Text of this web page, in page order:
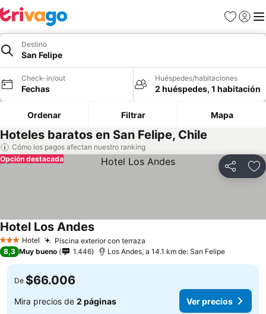
Favoritos
Iniciar
Destino
San Felipe
Check-in/out
Fechas
Huéspedes/habitaciones
2 huéspedes, 1 habitación
Ordenar Filtrar Mapa
Hoteles baratos en San Felipe, Chile
Cómo los pagos afectan nuestro ranking
Compartir
Opción destacada
3 Estrellas
Hotel Piscina exterior con terraza
Hotel Los AndesVer precios
8,3 Muy bueno 1.446 Los Andes, a 14.1 km de: San Felipe
De $66.006
Mira precios de 2 páginas Ver precios